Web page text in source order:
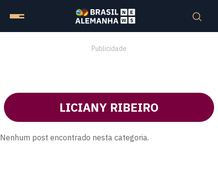
Publicidade
LICIANY RIBEIRO
Nenhum post encontrado nesta categoria.